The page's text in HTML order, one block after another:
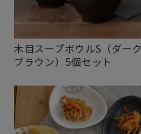
木目スープボウルS（ダーク
ブラウン）5個セット